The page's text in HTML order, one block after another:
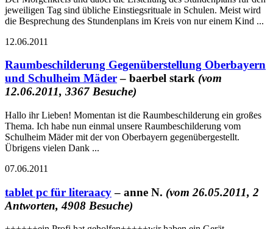
jeweiligen Tag sind übliche Einstiegsrituale in Schulen. Meist wird
die Besprechung des Stundenplans im Kreis von nur einem Kind ...
12.06.2011
Raumbeschilderung Gegenüberstellung Oberbayern
und Schulheim Mäder– baerbel stark (vom
12.06.2011, 3367 Besuche)
Hallo ihr Lieben! Momentan ist die Raumbeschilderung ein großes
Thema. Ich habe nun einmal unsere Raumbeschilderung vom
Schulheim Mäder mit der von Oberbayern gegenübergestellt.
Übrigens vielen Dank ...
07.06.2011
tablet pc für literaacy– anne N. (vom 26.05.2011, 2
Antworten, 4908 Besuche)